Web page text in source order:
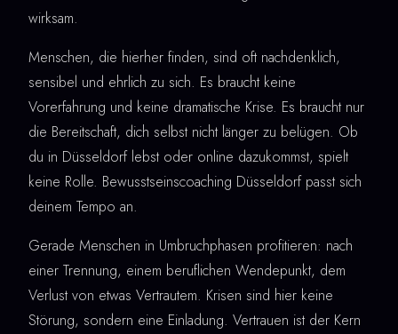
wirksam.
Menschen, die hierher finden, sind oft nachdenklich,
sensibel und ehrlich zu sich. Es braucht keine
Vorerfahrung und keine dramatische Krise. Es braucht nur
die Bereitschaft, dich selbst nicht länger zu belügen. Ob
du in Düsseldorf lebst oder online dazukommst, spielt
keine Rolle. Bewusstseinscoaching Düsseldorf passt sich
deinem Tempo an.
Gerade Menschen in Umbruchphasen profitieren: nach
einer Trennung, einem beruflichen Wendepunkt, dem
Verlust von etwas Vertrautem. Krisen sind hier keine
Störung, sondern eine Einladung. Vertrauen ist der Kern